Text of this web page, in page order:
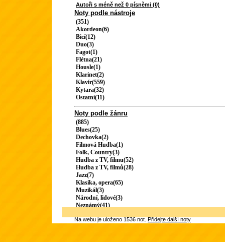
Autoři s méně než 0 písněmi (0)
Noty podle nástroje
(351)
Akordeon(6)
Bicí(12)
Duo(3)
Fagot(1)
Flétna(21)
Housle(1)
Klarinet(2)
Klavír(559)
Kytara(32)
Ostatní(11)
Noty podle žánru
(885)
Blues(25)
Dechovka(2)
Filmová Hudba(1)
Folk, Country(3)
Hudba z TV, filmu(52)
Hudba z TV, filmů(28)
Jazz(7)
Klasika, opera(65)
Muzikál(3)
Národní, lidové(3)
Neznámý(41)
Na webu je uloženo 1536 not.Přidejte další noty